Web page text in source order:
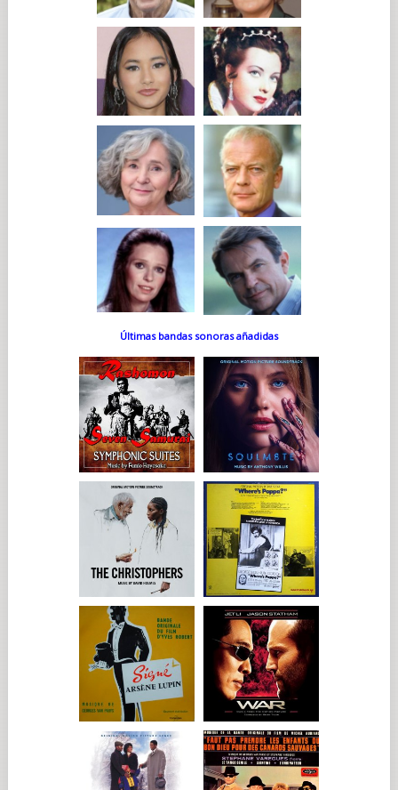
Últimas bandas sonoras añadidas